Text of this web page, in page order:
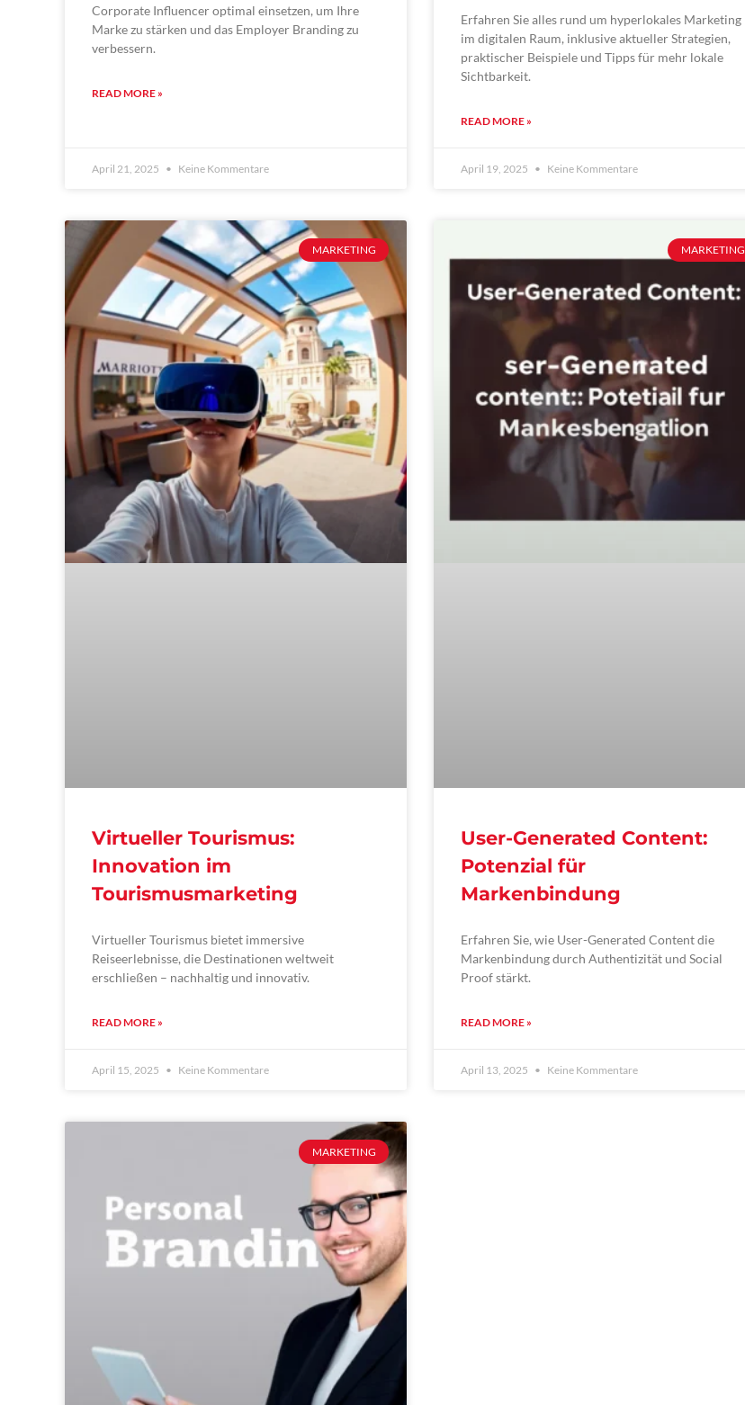
Corporate Influencer optimal einsetzen, um Ihre
Marke zu stärken und das Employer Branding zu
verbessern.
READ MORE »
April 21, 2025 Keine Kommentare
Erfahren Sie alles rund um hyperlokales Marketing
im digitalen Raum, inklusive aktueller Strategien,
praktischer Beispiele und Tipps für mehr lokale
Sichtbarkeit.
READ MORE »
April 19, 2025 Keine Kommentare
MARKETING
Virtueller Tourismus:
Innovation im
Tourismusmarketing
Virtueller Tourismus bietet immersive
Reiseerlebnisse, die Destinationen weltweit
erschließen – nachhaltig und innovativ.
READ MORE »
April 15, 2025 Keine Kommentare
MARKETING
User-Generated Content:
Potenzial für
Markenbindung
Erfahren Sie, wie User-Generated Content die
Markenbindung durch Authentizität und Social
Proof stärkt.
READ MORE »
April 13, 2025 Keine Kommentare
MARKETING